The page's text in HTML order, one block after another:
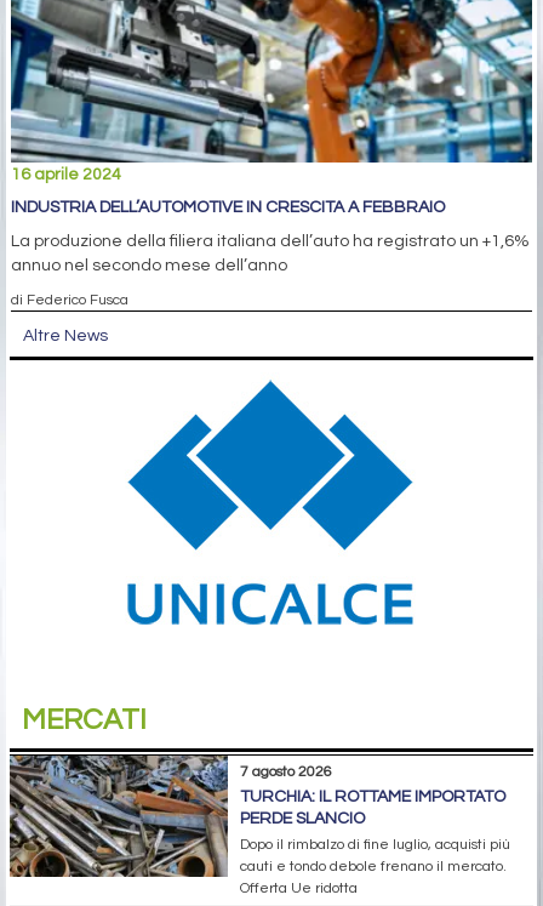
16 aprile 2024
INDUSTRIA DELL’AUTOMOTIVE IN CRESCITA A FEBBRAIO
La produzione della filiera italiana dell’auto ha registrato un +1,6%
annuo nel secondo mese dell’anno
di Federico Fusca
Altre News
MERCATI
7 agosto 2026
TURCHIA: IL ROTTAME IMPORTATO
PERDE SLANCIO
Dopo il rimbalzo di fine luglio, acquisti più
cauti e tondo debole frenano il mercato.
Offerta Ue ridotta